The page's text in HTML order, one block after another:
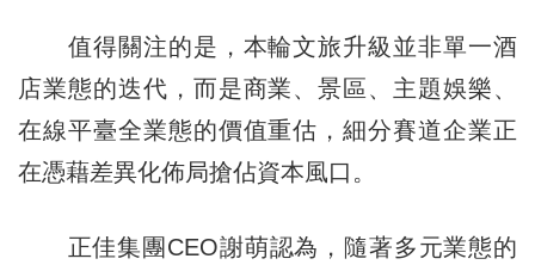
值得關注的是，本輪文旅升級並非單一酒
店業態的迭代，而是商業、景區、主題娛樂、
在線平臺全業態的價值重估，細分賽道企業正
在憑藉差異化佈局搶佔資本風口。
正佳集團CEO謝萌認為，隨著多元業態的